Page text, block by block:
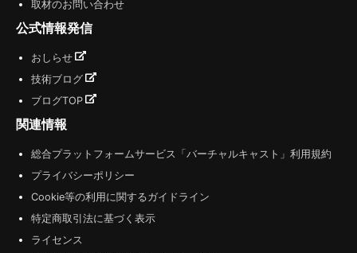
取材のお問い合わせ
公式情報発信
おしらせ
技術ブログ
ブログTOP
関連情報
総合プラットフォームサービス「バーチャルキャスト」利用規約
プライバシーポリシー
Cookie等の利用に関するガイドライン
特定商取引法に基づく表示
ライセンス